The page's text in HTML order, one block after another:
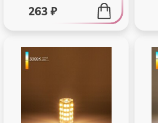
263 ₽